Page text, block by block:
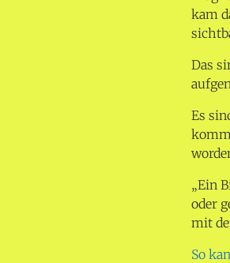
kam
Das
Es
„Ein
oder
mit
So